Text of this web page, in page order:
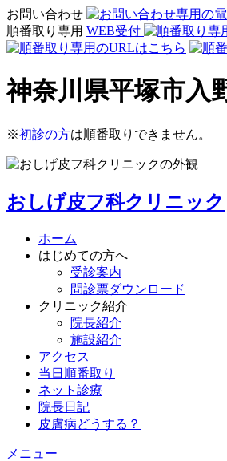
お問い合わせ
順番取り専用 WEB受付
神奈川県平塚市入
※初診の方は順番取りできません。
おしげ皮フ科クリニック
ホーム
はじめての方へ
受診案内
問診票ダウンロード
クリニック紹介
院長紹介
施設紹介
アクセス
当日順番取り
ネット診療
院長日記
皮膚病どうする？
メニュー